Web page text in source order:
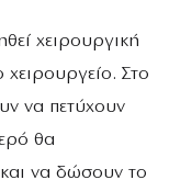
χειρουργική
χειρουργείο. Στο
να πετύχουν
θα
να δώσουν το